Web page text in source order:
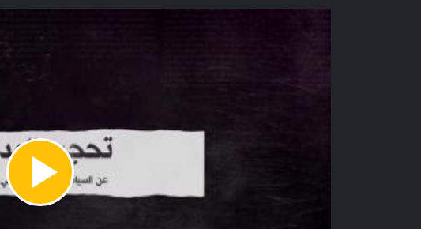
Play
Video